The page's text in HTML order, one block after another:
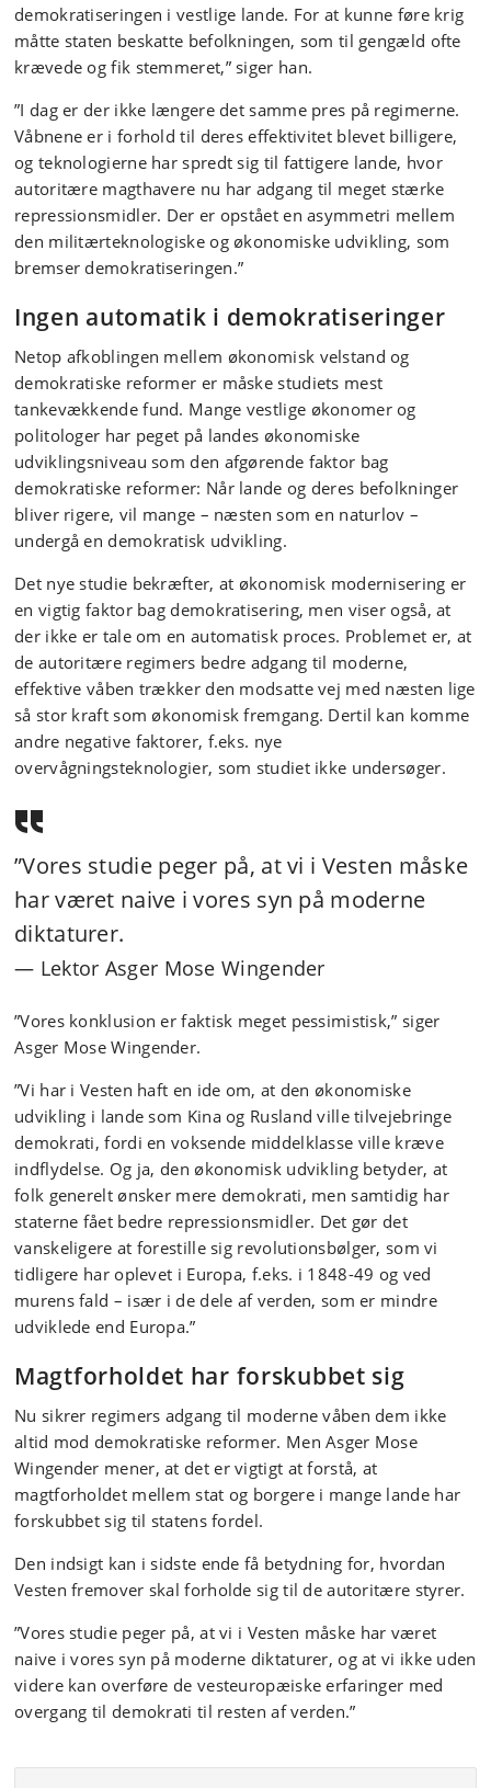
demokratiseringen i vestlige lande. For at kunne føre krig
måtte staten beskatte befolkningen, som til gengæld ofte
krævede og fik stemmeret,” siger han.
”I dag er der ikke længere det samme pres på regimerne.
Våbnene er i forhold til deres effektivitet blevet billigere,
og teknologierne har spredt sig til fattigere lande, hvor
autoritære magthavere nu har adgang til meget stærke
repressionsmidler. Der er opstået en asymmetri mellem
den militærteknologiske og økonomiske udvikling, som
bremser demokratiseringen.”
Ingen automatik i demokratiseringer
Netop afkoblingen mellem økonomisk velstand og
demokratiske reformer er måske studiets mest
tankevækkende fund. Mange vestlige økonomer og
politologer har peget på landes økonomiske
udviklingsniveau som den afgørende faktor bag
demokratiske reformer: Når lande og deres befolkninger
bliver rigere, vil mange – næsten som en naturlov –
undergå en demokratisk udvikling.
Det nye studie bekræfter, at økonomisk modernisering er
en vigtig faktor bag demokratisering, men viser også, at
der ikke er tale om en automatisk proces. Problemet er, at
de autoritære regimers bedre adgang til moderne,
effektive våben trækker den modsatte vej med næsten lige
så stor kraft som økonomisk fremgang. Dertil kan komme
andre negative faktorer, f.eks. nye
overvågningsteknologier, som studiet ikke undersøger.
”Vores studie peger på, at vi i Vesten måske
har været naive i vores syn på moderne
diktaturer.
Lektor Asger Mose Wingender
”Vores konklusion er faktisk meget pessimistisk,” siger
Asger Mose Wingender.
”Vi har i Vesten haft en ide om, at den økonomiske
udvikling i lande som Kina og Rusland ville tilvejebringe
demokrati, fordi en voksende middelklasse ville kræve
indflydelse. Og ja, den økonomisk udvikling betyder, at
folk generelt ønsker mere demokrati, men samtidig har
staterne fået bedre repressionsmidler. Det gør det
vanskeligere at forestille sig revolutionsbølger, som vi
tidligere har oplevet i Europa, f.eks. i 1848-49 og ved
murens fald – især i de dele af verden, som er mindre
udviklede end Europa.”
Magtforholdet har forskubbet sig
Nu sikrer regimers adgang til moderne våben dem ikke
altid mod demokratiske reformer. Men Asger Mose
Wingender mener, at det er vigtigt at forstå, at
magtforholdet mellem stat og borgere i mange lande har
forskubbet sig til statens fordel.
Den indsigt kan i sidste ende få betydning for, hvordan
Vesten fremover skal forholde sig til de autoritære styrer.
”Vores studie peger på, at vi i Vesten måske har været
naive i vores syn på moderne diktaturer, og at vi ikke uden
videre kan overføre de vesteuropæiske erfaringer med
overgang til demokrati til resten af verden.”